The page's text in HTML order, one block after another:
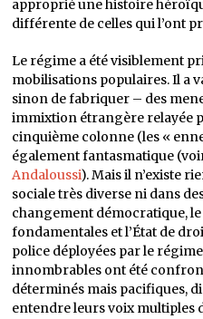
approprié une histoire
différente de celles qui l’ont
Le régime a été visiblement
mobilisations populaires. Il a
sinon de fabriquer – des
immixtion étrangère relayée
cinquième colonne (les «
également fantasmatique
Andaloussi). Mais il n’existe
sociale très diverse ni dans
changement démocratique,
fondamentales et l’État de
police déployées par le
innombrables ont été
déterminés mais pacifiques,
entendre leurs voix multiples